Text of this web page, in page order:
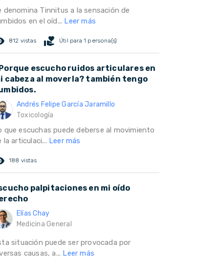
denomina Tinnitus a la sensación de
en el oíd... Leer más
812 vistas volunteer_activism Útil para 1 persona(s)
escucho ruidos articulares en
cabeza al moverla? también tengo
Andrés Felipe García Jaramillo
Toxicología
que escuchas puede deberse al movimiento
la articulaci... Leer más
188 vistas
palpitaciones en mi oído
Elías Chay
Medicina General
situación puede ser provocada por
causas, a... Leer más